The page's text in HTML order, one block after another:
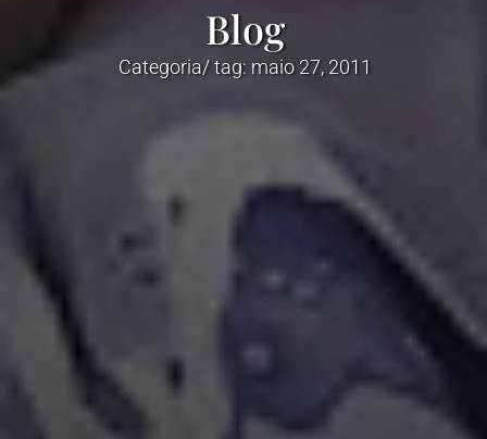
Blog
Categoria/ tag: maio 27, 2011